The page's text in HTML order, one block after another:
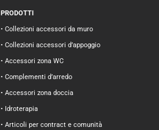
PRODOTTI
• Collezioni accessori da muro
• Collezioni accessori d’appoggio
• Accessori zona WC
• Complementi d’arredo
• Accessori zona doccia
• Idroterapia
• Articoli per contract e comunità